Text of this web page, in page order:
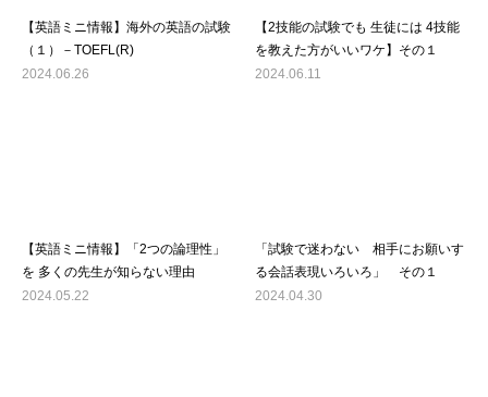
【英語ミニ情報】海外の英語の試験
（１）－TOEFL(R)
2024.06.26
【2技能の試験でも 生徒には 4技能
を教えた方がいいワケ】その１
2024.06.11
【英語ミニ情報】「2つの論理性」
を 多くの先生が知らない理由
2024.05.22
「試験で迷わない 相手にお願いす
る会話表現いろいろ」 その１
2024.04.30